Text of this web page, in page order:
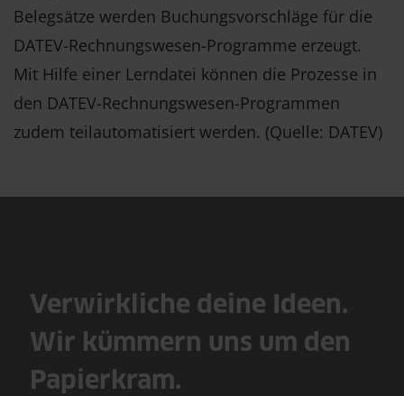
Belegsätze werden Buchungsvorschläge für die
DATEV-Rechnungswesen-Programme erzeugt.
Mit Hilfe einer Lerndatei können die Prozesse in
den DATEV-Rechnungswesen-Programmen
zudem teilautomatisiert werden. (Quelle: DATEV)
Verwirkliche deine Ideen.
Wir kümmern uns um den
Papierkram.